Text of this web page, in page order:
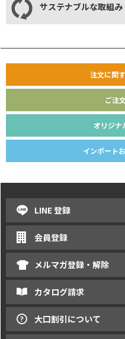
サステナブルな取組み
注文に関
ご注
オリジナ
インポート
LINE 登録
会員登録
メルマガ登録・解除
カタログ請求
大口割引について